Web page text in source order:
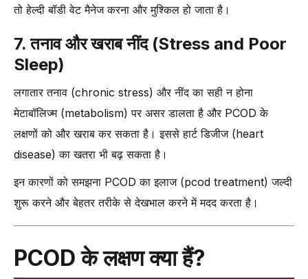
तो हेल्दी बॉडी वेट मैनेज करना और मुश्किल हो जाता है।
7. तनाव और खराब नींद (Stress and Poor
Sleep)
लगातार तनाव (chronic stress) और नींद का सही न होना
मेटाबॉलिज्म (metabolism) पर असर डालता है और PCOD के
लक्षणों को और खराब कर सकता है। इससे हार्ट डिजीज (heart
disease) का खतरा भी बढ़ सकता है।
इन कारणों को समझना PCOD का इलाज (pcod treatment) जल्दी
शुरू करने और बेहतर तरीके से देखभाल करने में मदद करता है।
PCOD के लक्षण क्या हैं?